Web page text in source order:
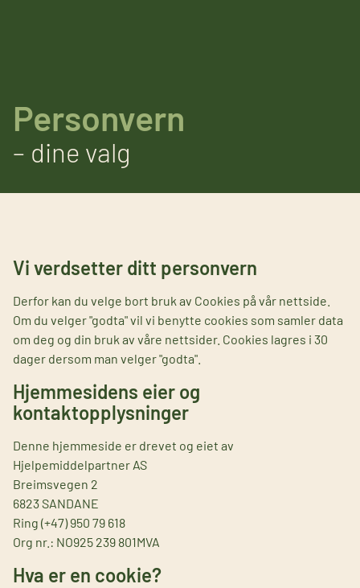
Personvern
– dine valg
Vi verdsetter ditt personvern
Derfor kan du velge bort bruk av Cookies på vår nettside.
Om du velger "godta" vil vi benytte cookies som samler data
om deg og din bruk av våre nettsider. Cookies lagres i 30
dager dersom man velger "godta".
Hjemmesidens eier og
kontaktopplysninger
Denne hjemmeside er drevet og eiet av
Hjelpemiddelpartner AS
Breimsvegen 2
6823 SANDANE
Ring (+47) 950 79 618
Org nr.: NO925 239 801MVA
Hva er en cookie?